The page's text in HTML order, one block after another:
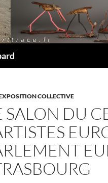
COLLECTIVE
SALON DU